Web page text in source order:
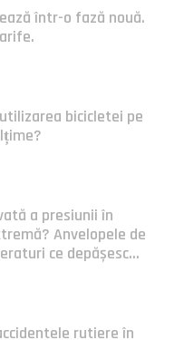
într-o fază nouă.
bicicletei pe
a presiunii în
Anvelopele de
ce depășesc...
rutiere în